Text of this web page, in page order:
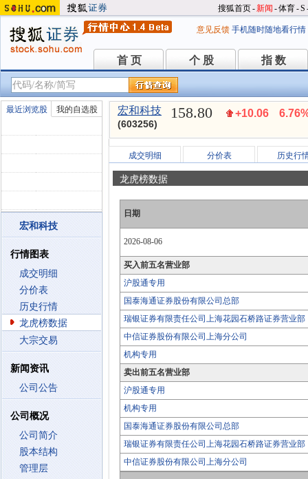
搜狐首页-新闻 -体育-S
意见反馈 手机随时随地看行情
首 页
首 页 个 股
个 股 指 数
指 数
最近浏览股 我的自选股
宏和科技
行情图表
成交明细
分价表
历史行情
龙虎榜数据
大宗交易
新闻资讯
公司公告
公司概况
公司简介
股本结构
管理层
宏和科技
(603256)
158.80 +10.06
成交明细 分价表 历史行
龙虎榜数据
日期
2026-08-06
买入前五名营业部
沪股通专用
国泰海通证券股份有限公司总部
瑞银证券有限责任公司上海花园石桥路证券营业部
中信证券股份有限公司上海分公司
机构专用
卖出前五名营业部
沪股通专用
机构专用
国泰海通证券股份有限公司总部
瑞银证券有限责任公司上海花园石桥路证券营业部
中信证券股份有限公司上海分公司